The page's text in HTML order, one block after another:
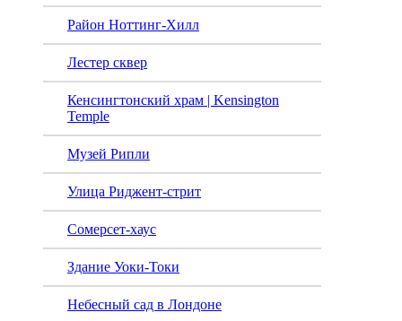
Район Ноттинг-Хилл
Лестер сквер
Кенсингтонский храм | Kensington
Temple
Музей Рипли
Улица Риджент-стрит
Сомерсет-хаус
Здание Уоки-Токи
Небесный сад в Лондоне